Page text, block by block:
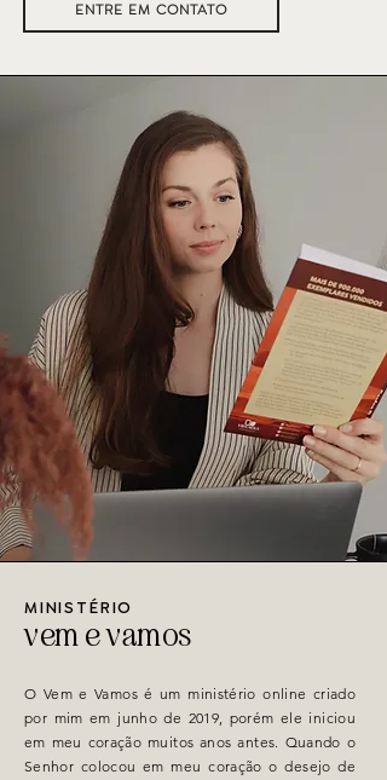
ENTRE EM CONTATO
MINISTÉRIO
vem e vamos
O Vem e Vamos é um ministério online criado
por mim em junho de 2019, porém ele iniciou
em meu coração muitos anos antes. Quando o
Senhor colocou em meu coração o desejo de